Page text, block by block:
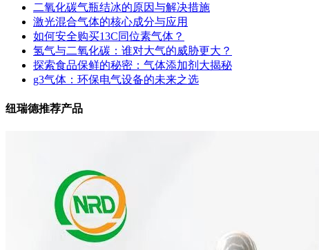
二氧化碳气瓶结冰的原因与解决措施
激光混合气体的核心成分与应用
如何安全购买13C同位素气体？
氢气与二氧化碳：谁对大气的威胁更大？
探索食品保鲜的秘密：气体添加剂大揭秘
g3气体：环保电气设备的未来之选
纽瑞德推荐产品